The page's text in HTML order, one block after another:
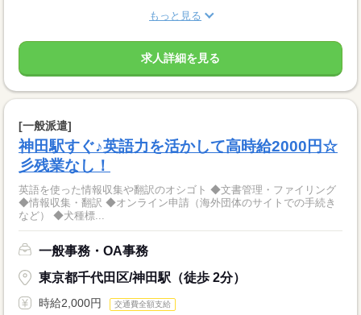
もっと見る
求人詳細を見る
[一般派遣]
神田駅すぐ♪英語力を活かして高時給2000円☆
彡残業なし！
英語を使った情報収集や翻訳のオシゴト ◆文書管理・ファイリング
◆情報収集・翻訳 ◆オンライン申請（海外団体のサイトでの手続き
など） ◆犬種標...
一般事務・OA事務
東京都千代田区/神田駅（徒歩 2分）
時給2,000円 交通費全額支給